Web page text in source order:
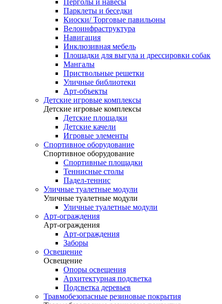
Перголы и навесы
Парклеты и беседки
Киоски/ Торговые павильоны
Велоинфраструктура
Навигация
Инклюзивная мебель
Площадки для выгула и дрессировки собак
Мангалы
Приствольные решетки
Уличные библиотеки
Арт-объекты
Детские игровые комплексы
Детские игровые комплексы
Детские площадки
Детские качели
Игровые элементы
Спортивное оборудование
Спортивное оборудование
Спортивные площадки
Теннисные столы
Падел-теннис
Уличные туалетные модули
Уличные туалетные модули
Уличные туалетные модули
Арт-ограждения
Арт-ограждения
Арт-ограждения
Заборы
Освещение
Освещение
Опоры освещения
Архитектурная подсветка
Подсветка деревьев
Травмобезопасные резиновые покрытия